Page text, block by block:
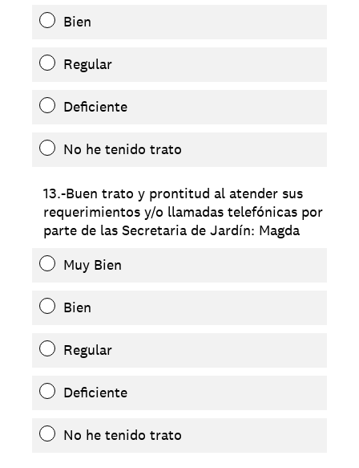
Bien
Regular
Deficiente
No he tenido trato
13.-Buen trato y prontitud al atender sus
requerimientos y/o llamadas telefónicas por
parte de las Secretaria de Jardín: Magda
Muy Bien
Bien
Regular
Deficiente
No he tenido trato